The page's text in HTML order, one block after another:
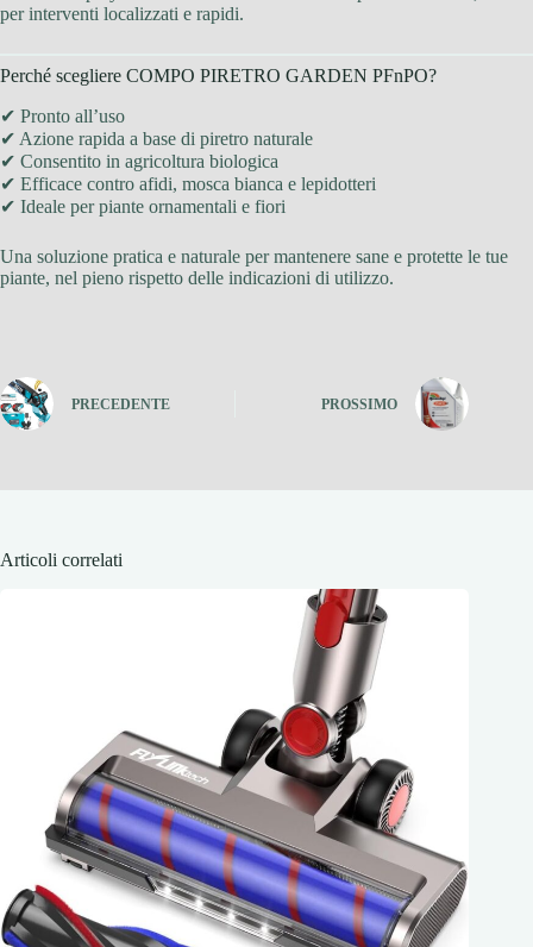
per interventi localizzati e rapidi.
Perché scegliere COMPO PIRETRO GARDEN PFnPO?
✔ Pronto all’uso
✔ Azione rapida a base di piretro naturale
✔ Consentito in agricoltura biologica
✔ Efficace contro afidi, mosca bianca e lepidotteri
✔ Ideale per piante ornamentali e fiori
Una soluzione pratica e naturale per mantenere sane e protette le tue
piante, nel pieno rispetto delle indicazioni di utilizzo.
PRECEDENTE PROSSIMO
Articoli correlati